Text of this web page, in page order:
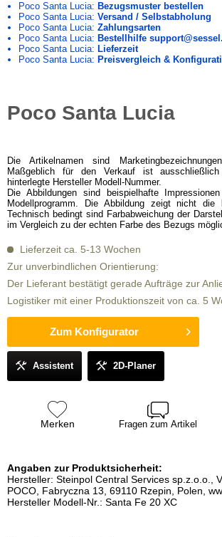
Poco Santa Lucia: Bezugsmuster bestellen
Poco Santa Lucia: Versand / Selbstabholung
Poco Santa Lucia: Zahlungsarten
Poco Santa Lucia: Bestellhilfe
Poco Santa Lucia: Lieferzeit
Poco Santa Lucia: Preisvergleich &
Poco Santa Lucia
Die Artikelnamen sind
Maßgeblich für den Verkauf ist
hinterlegte Hersteller Modell-Nummer.
Die Abbildungen sind beispielhafte
Modellprogramm. Die Abbildung zeigt nicht die
Technisch bedingt sind Farbabweichung der
im Vergleich zu der echten Farbe des Bezugs
Lieferzeit ca. 5-13 Wochen
Zur unverbindlichen Orientierung:
Der Lieferant bestätigt gerade Aufträge zur
Logistiker mit einer Produktionszeit von ca. 5
Zum Konfigurator
Assistent 2D-Planer
Merken Fragen zum Artikel
Angaben zur Produktsicherheit:
Hersteller: Steinpol Central Services sp.z.o.o.,
POCO, Fabryczna 13, 69110 Rzepin, Polen,
Hersteller Modell-Nr.: Santa Fe 20 XC